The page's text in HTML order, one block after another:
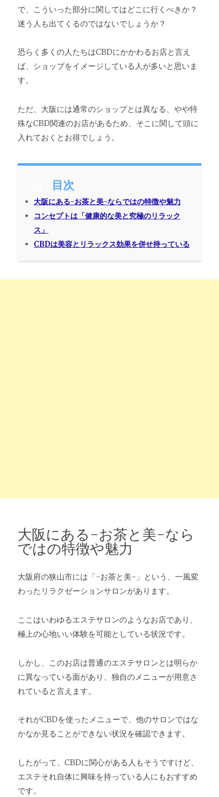
で、こういった部分に関してはどこに行くべきか？
迷う人も出てくるのではないでしょうか？
恐らく多くの人たちはCBDにかかわるお店と言え
ば、ショップをイメージしている人が多いと思いま
す。
ただ、大阪には通常のショップとは異なる、やや特
殊なCBD関連のお店があるため、そこに関して頭に
入れておくとお得でしょう。
目次
大阪にある-お茶と美-ならではの特徴や魅力
コンセプトは「健康的な美と究極のリラック
ス」
CBDは美容とリラックス効果を併せ持っている
大阪にある-お茶と美-なら
ではの特徴や魅力
大阪府の狭山市には「-お茶と美-」という、一風変
わったリラクゼーションサロンがあります。
ここはいわゆるエステサロンのようなお店であり、
極上の心地いい体験を可能としている状況です。
しかし、このお店は普通のエステサロンとは明らか
に異なっている面があり、独自のメニューが用意さ
れていると言えます。
それがCBDを使ったメニューで、他のサロンではな
かなか見ることができない状況を確認できます。
したがって、CBDに関心がある人もそうですけど、
エステそれ自体に興味を持っている人にもおすすめ
です。